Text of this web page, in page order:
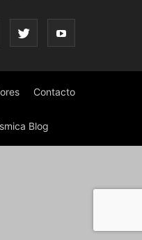
Contacto
Blog